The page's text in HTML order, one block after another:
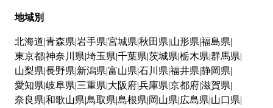
地域別
北海道 青森県 岩手県 宮城県 秋田県 山形県 福島県
東京都神奈川県 埼玉県 千葉県 茨城県 栃木県 群馬県
山梨県 長野県 新潟県 富山県 石川県 福井県 静岡県
愛知県 岐阜県 三重県 大阪府兵庫県 京都府滋賀県
奈良県 和歌山県 鳥取県 島根県 岡山県 広島県 山口県